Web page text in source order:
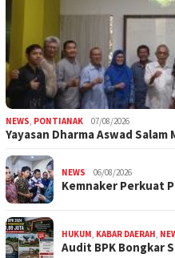
NEWS, PONTIANAK 07/08/2026
Yayasan Dharma Aswad
NEWS 06/08/2026
Kemnaker Perkuat
HUKUM, KABAR DAERAH,
Audit BPK Bongkar